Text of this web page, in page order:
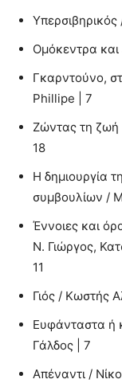
Ομόκεντρα
Γκαρντούνο,
Phillipe | 7
Ζώντας τη ζωή
18
Η δημιουργία
συμβουλίων /
Έννοιες και
Ν. Γιώργος,
11
Γιός / Κωστής
Ευφάνταστα ή
Γάλδος | 7
Απέναντι /